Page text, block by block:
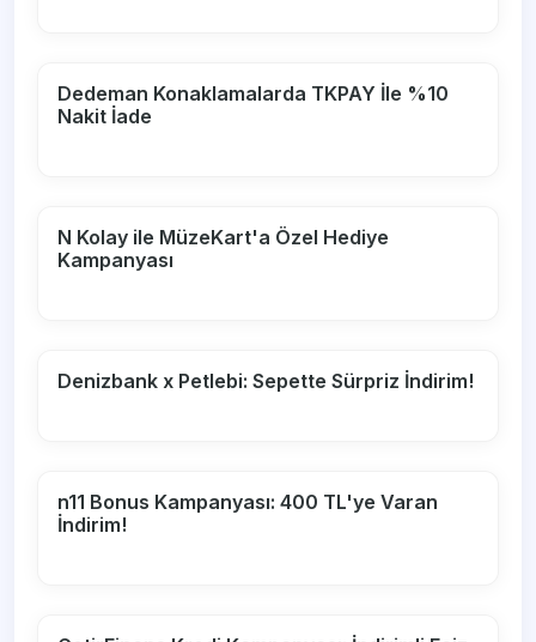
Dedeman Konaklamalarda TKPAY İle %10
Nakit İade
N Kolay ile MüzeKart'a Özel Hediye
Kampanyası
Denizbank x Petlebi: Sepette Sürpriz İndirim!
n11 Bonus Kampanyası: 400 TL'ye Varan
İndirim!